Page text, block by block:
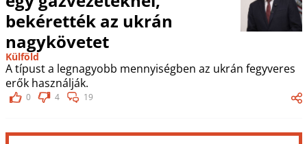
bekérették az ukrán
nagykövetet
Külföld
A típust a legnagyobb mennyiségben az ukrán fegyveres
erők használják.
0 4 19